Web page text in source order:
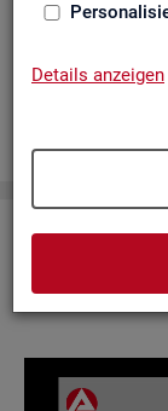
Details anzeigen
Hier fin­den Sie